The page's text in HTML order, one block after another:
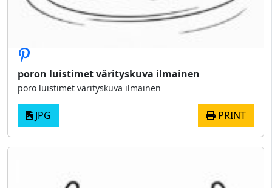
poron luistimet värityskuva ilmainen
poro luistimet värityskuva ilmainen
JPG PRINT